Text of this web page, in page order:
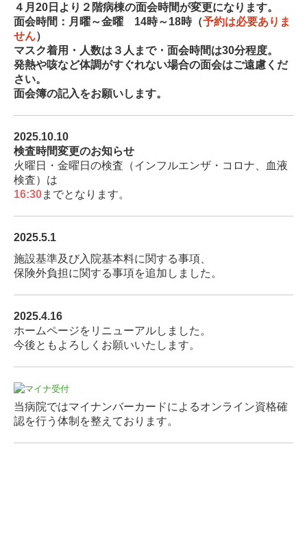
４月20日より２階病棟の面会時間が変更になります。
面会時間：月曜～金曜 14時～18時（予約は必要ありま
せん）
マスク着用・人数は３人まで・面会時間は30分程度。
発熱や咳など体調がすぐれない場合の面会はご遠慮くだ
さい。
面会簿の記入をお願いします。
2025.10.10
検査時間変更のお知らせ
火曜日・金曜日の検査（インフルエンザ・コロナ、血液
検査）は
16:30までとなります。
2025.5.1
施設基準及び入院基本料に関する事項、
保険外負担に関する事項を追加しました。
2025.4.16
ホームページをリニューアルしました。
今後ともよろしくお願いいたします。
当病院ではマイナンバーカードによるオンライン資格確
認を行う体制を整えております。